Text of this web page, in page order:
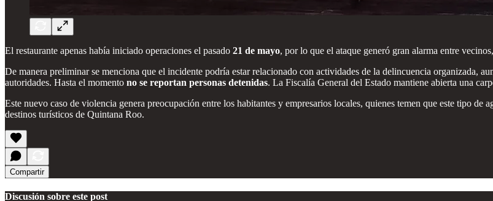
El restaurante apenas había iniciado operaciones el pasado 21 de mayo, por lo que el ataque generó gran alarma entre
De manera preliminar se menciona que el incidente podría estar relacionado con actividades de la delincuencia organizada,
autoridades. Hasta el momento no se reportan personas detenidas. La Fiscalía General del Estado mantiene abierta una
Este nuevo caso de violencia genera preocupación entre los habitantes y empresarios locales, quienes temen que este tipo de
destinos turísticos de Quintana Roo.
Compartir
Discusión sobre este post